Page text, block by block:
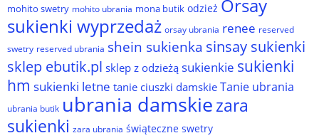
mohito swetry mohito ubrania mona butik odzież Orsay
sukienki wyprzedaż orsay ubrania renee reserved
swetry reserved ubrania shein sukienka sinsay sukienki
sklep ebutik.pl sklep z odzieżą sukienkie sukienki
hm sukienki letne tanie ciuszki damskie Tanie ubrania
ubrania butik ubrania damskiezara
sukienki zara ubrania świąteczne swetry